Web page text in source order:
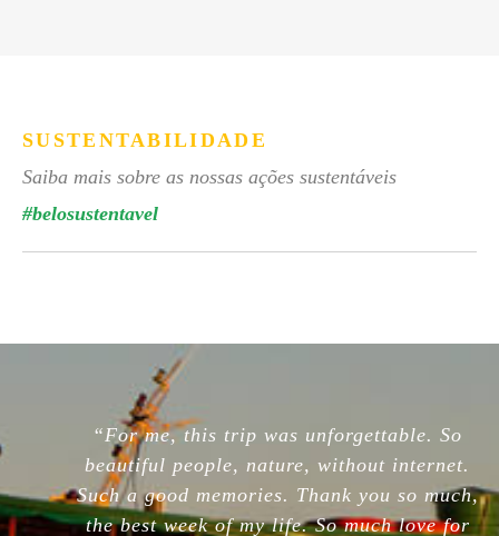
SUSTENTABILIDADE
Saiba mais sobre as nossas ações sustentáveis
#belosustentavel
“For me, this trip was unforgettable. So
beautiful people, nature, without internet.
Such a good memories. Thank you so much,
the best week of my life. So much love for